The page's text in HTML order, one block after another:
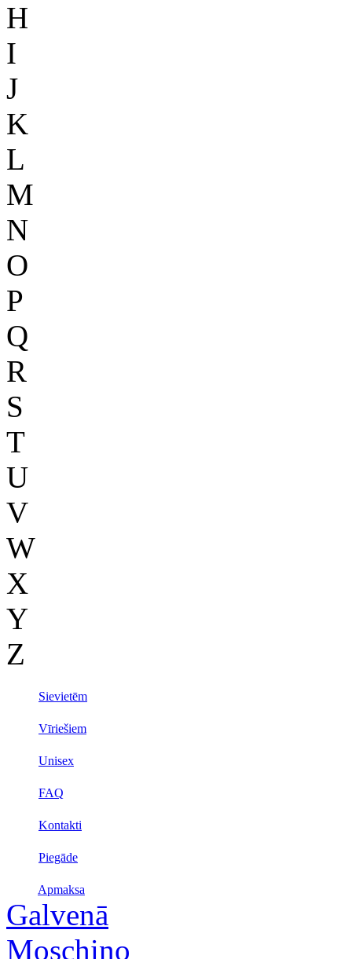
H
I
J
K
L
M
N
O
P
Q
R
S
T
U
V
W
X
Y
Z
Sievietēm
Vīriešiem
Unisex
FAQ
Kontakti
Piegāde
Apmaksa
Galvenā
Moschino